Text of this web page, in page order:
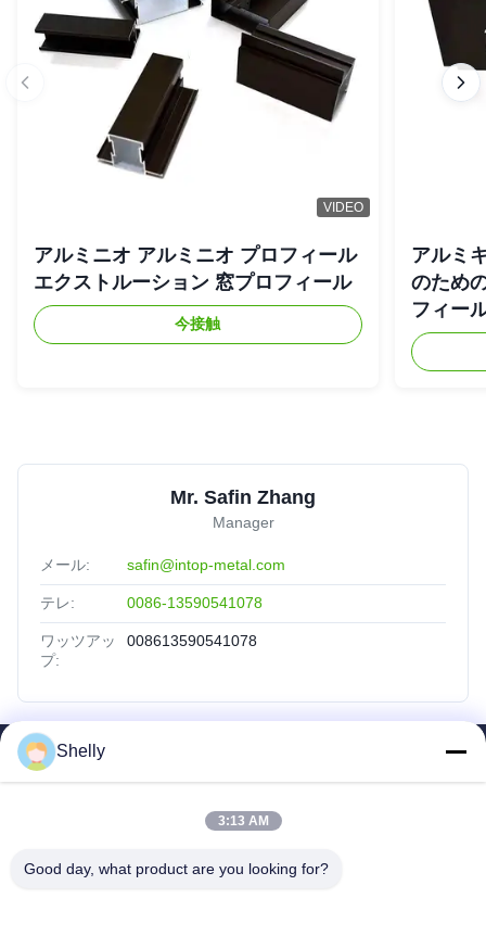
VIDEO
アルミニオ アルミニオ プロフィール
エクストルーション 窓プロフィール
今接触
アルミ
のため
フィー
Mr. Safin Zhang
Manager
メール: safin@intop-metal.com
テレ: 0086-13590541078
ワッツアッ
プ:
008613590541078
製品
企業情報
Shelly
3:13 AM
Good day, what product are you looking for?